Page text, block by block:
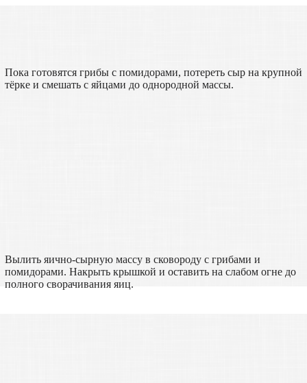
Пока готовятся грибы с помидорами, потереть сыр на крупной
тёрке и смешать с яйцами до однородной массы.
Вылить яично-сырную массу в сковороду с грибами и
помидорами. Накрыть крышкой и оставить на слабом огне до
полного сворачивания яиц.